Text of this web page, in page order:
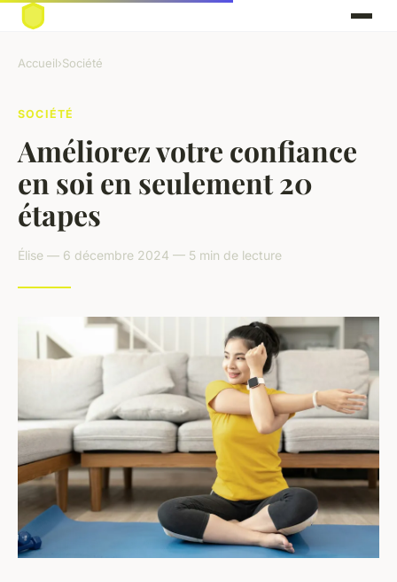
Accueil›Société
SOCIÉTÉ
Améliorez votre confiance
en soi en seulement 20
étapes
Élise — 6 décembre 2024 — 5 min de lecture